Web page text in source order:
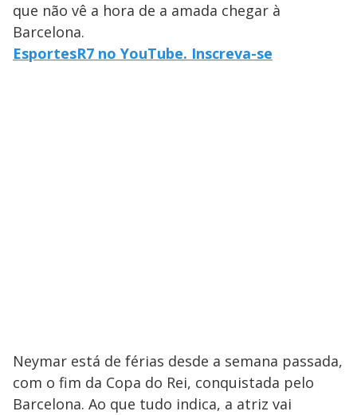
que não vê a hora de a amada chegar à
Barcelona.
EsportesR7 no YouTube. Inscreva-se
Neymar está de férias desde a semana passada,
com o fim da Copa do Rei, conquistada pelo
Barcelona. Ao que tudo indica, a atriz vai